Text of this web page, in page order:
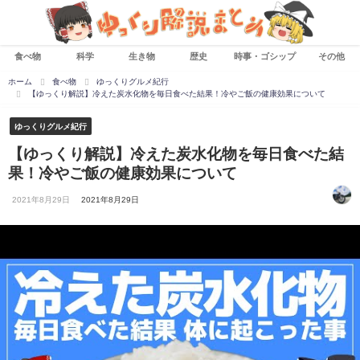
食べ物 科学 生き物 歴史 時事・ゴシップ その他
ホーム 食べ物
ゆっくりグルメ紀行
【ゆっくり解説】冷えた炭水化物を毎日食べた結果！冷やご飯の健康効果について
ゆっくりグルメ紀行
【ゆっくり解説】冷えた炭水化物を毎日食べた結
果！冷やご飯の健康効果について
2021年8月29日 2021年8月29日